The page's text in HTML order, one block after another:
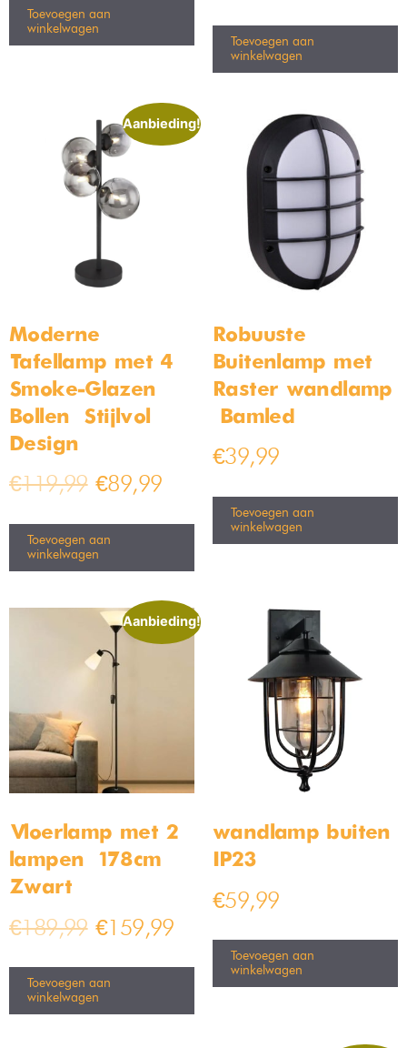
Toevoegen aan
winkelwagen
Toevoegen aan
winkelwagen
Aanbieding!
Moderne
Tafellamp met 4
Smoke-Glazen
Bollen – Stijlvol
Design
€119,99 €89,99
Toevoegen aan
winkelwagen
Robuuste
Buitenlamp met
Raster wandlamp
– Bamled
€39,99
Toevoegen aan
winkelwagen
Aanbieding!
Vloerlamp met 2
lampen – 178cm –
Zwart
€189,99 €159,99
Toevoegen aan
winkelwagen
wandlamp buiten
IP23
€59,99
Toevoegen aan
winkelwagen